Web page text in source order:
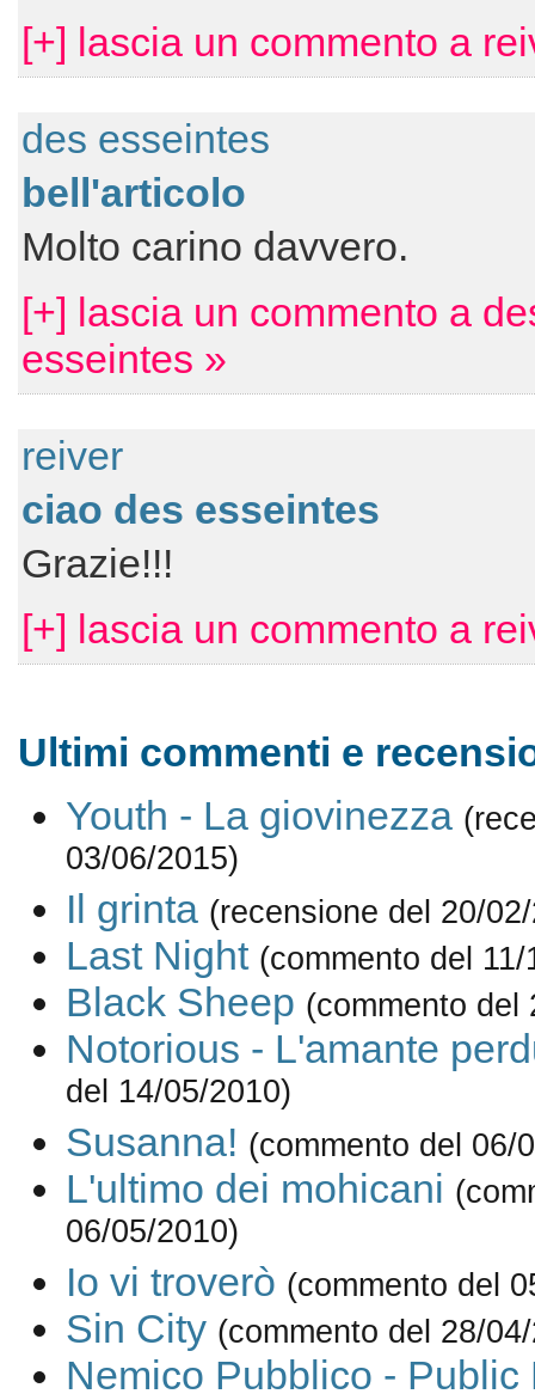
[+] lascia un commento a
des esseintes
bell'articolo
Molto carino davvero.
[+] lascia un commento a
esseintes »
reiver
ciao des esseintes
Grazie!!!
[+] lascia un commento a
Ultimi commenti e
Youth - La giovinezza
03/06/2015)
Il grinta (recensione del 20/
Last Night (commento del 11/
Black Sheep (commento del
Notorious - L'amante
del 14/05/2010)
Susanna! (commento del 06/
L'ultimo dei mohicani
06/05/2010)
Io vi troverò (commento del
Sin City (commento del 28/
Nemico Pubblico - Public